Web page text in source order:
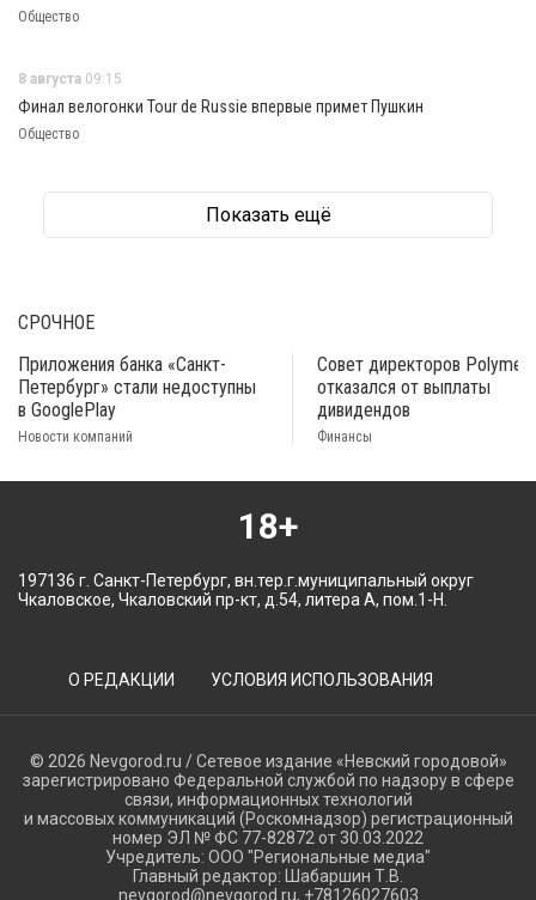
Общество
8 августа 09:15
Финал велогонки Tour de Russie впервые примет Пушкин
Общество
Показать ещё
СРОЧНОЕ
Приложения банка «Санкт-
Петербург» стали недоступны
в GooglePlay
Новости компаний
Совет директоров
отказался от выплаты
дивидендов
Финансы
18+
197136 г. Санкт-Петербург, вн.тер.г.муниципальный округ
Чкаловское, Чкаловский пр-кт, д.54, литера А, пом.1-Н.
О РЕДАКЦИИ УСЛОВИЯ ИСПОЛЬЗОВАНИЯ
© 2026 Nevgorod.ru / Сетевое издание «Невский городовой»
зарегистрировано Федеральной службой по надзору в сфере
связи, информационных технологий
и массовых коммуникаций (Роскомнадзор) регистрационный
номер ЭЛ № ФС 77-82872 от 30.03.2022
Учредитель: ООО "Региональные медиа"
Главный редактор: Шабаршин Т.В.
nevgorod@nevgorod.ru, +78126027603